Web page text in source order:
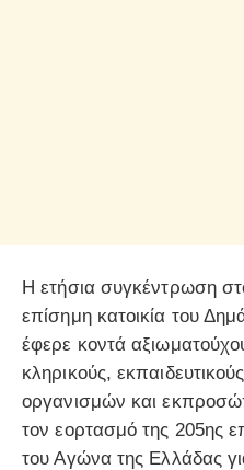
Η ετήσια συγκέντρωση
επίσημη κατοικία του
έφερε κοντά
κληρικούς,
οργανισμών και
τον εορτασμό της 205ης
του Αγώνα της Ελλάδας